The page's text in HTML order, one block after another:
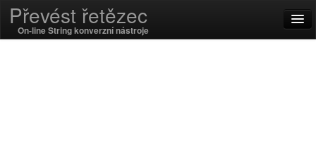
Převést řetězec
On-line String konverzní nástroje